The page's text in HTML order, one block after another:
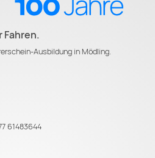
Fahren.
Ausbildung in Mödling.
61483644